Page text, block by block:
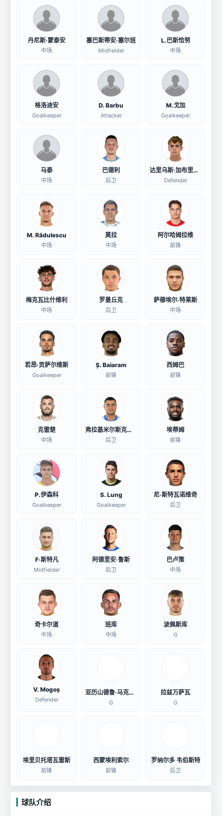
丹尼斯·蒙泰安
中场
塞巴斯蒂安·塞尔班
Midfielder
L.巴斯恰努
中场
格洛迪安
Goalkeeper
D. Barbu
Attacker
M.戈加
Goalkeeper
马泰
中场
巴德利
后卫
达里乌斯·加布里埃尔·弗尔库尚
Defender
M. Rădulescu
中场
莫拉
中场
阿尔哈姆拉维
前锋
梅克瓦比什维利
中场
罗曼丘克
后卫
萨穆埃尔·特莱斯
中场
若昂·贡萨尔维斯
Goalkeeper
Ș. Baiaram
前锋
西姆巴
前锋
克雷楚
中场
弗拉基米尔斯克里丘
后卫
埃蒂姆
前锋
P.伊森科
Goalkeeper
S. Lung
Goalkeeper
尼·斯特瓦诺维奇
后卫
F·斯特凡
Midfielder
阿德里安·鲁斯
后卫
巴卢策
中场
奇卡尔道
中场
班库
中场
波佩斯库
G
V. Mogoș
Defender
亚历山德鲁·马克西姆
G
拉兹万萨瓦
G
埃里贝托塔瓦雷斯
前锋
西蒙埃利索尔
前锋
罗纳尔多 韦伯斯特
后卫
球队介绍